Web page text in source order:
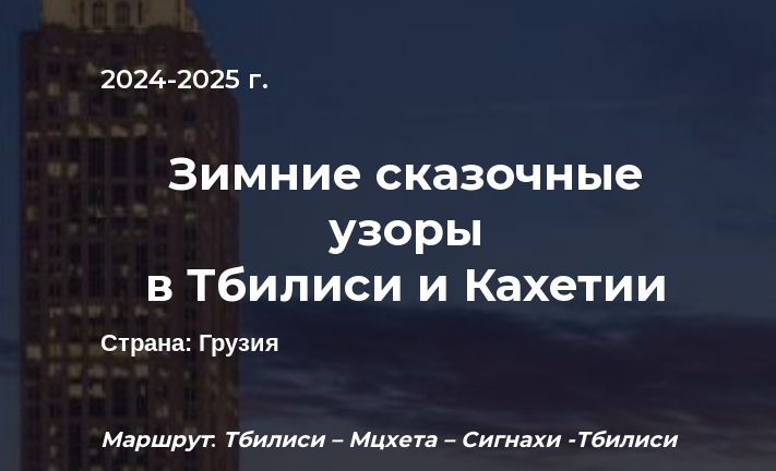
2024-2025 г.
Зимние сказочные
узоры
в Тбилиси и Кахетии
Страна: Грузия
Maршрут: Тбилиси – Мцхета – Сигнахи -Тбилиси